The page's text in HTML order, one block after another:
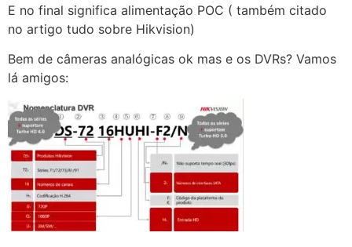
E no final significa alimentação POC ( também citado
no artigo tudo sobre Hikvision)
Bem de câmeras analógicas ok mas e os DVRs? Vamos
lá amigos: